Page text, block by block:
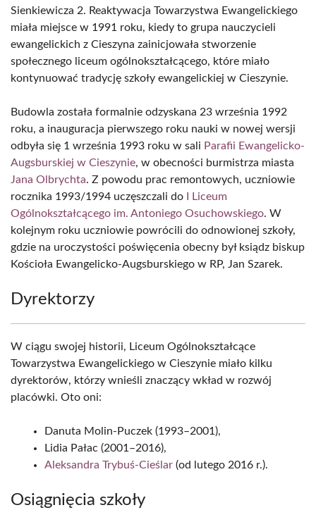
Sienkiewicza 2. Reaktywacja Towarzystwa Ewangelickiego
miała miejsce w 1991 roku, kiedy to grupa nauczycieli
ewangelickich z Cieszyna zainicjowała stworzenie
społecznego liceum ogólnokształcącego, które miało
kontynuować tradycję szkoły ewangelickiej w Cieszynie.
Budowla została formalnie odzyskana 23 września 1992
roku, a inauguracja pierwszego roku nauki w nowej wersji
odbyła się 1 września 1993 roku w sali Parafii Ewangelicko-
Augsburskiej w Cieszynie, w obecności burmistrza miasta
Jana Olbrychta. Z powodu prac remontowych, uczniowie
rocznika 1993/1994 uczęszczali do
I Liceum
Ogólnokształcącego im. Antoniego Osuchowskiego. W
kolejnym roku uczniowie powrócili do odnowionej szkoły,
gdzie na uroczystości poświęcenia obecny był ksiądz biskup
Kościoła Ewangelicko-Augsburskiego w RP, Jan Szarek.
Dyrektorzy
W ciągu swojej historii, Liceum Ogólnokształcące
Towarzystwa Ewangelickiego w Cieszynie miało kilku
dyrektorów, którzy wnieśli znaczący wkład w rozwój
placówki. Oto oni:
Danuta Molin-Puczek (1993–2001),
Lidia Pałac (2001–2016),
Aleksandra Trybuś-Cieślar (od lutego 2016 r.).
Osiągnięcia szkoły